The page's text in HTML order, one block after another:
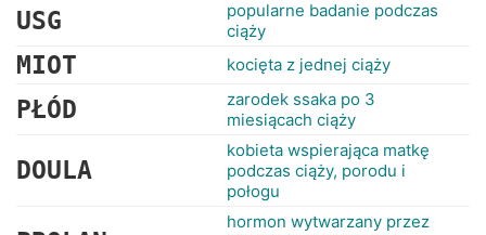
RANKINGI
USG
popularne badanie podczas
ciąży
MIOT kocięta z jednej ciąży
PŁÓD
zarodek ssaka po 3
miesiącach ciąży
DOULA
kobieta wspierająca matkę
podczas ciąży, porodu i
połogu
hormon wytwarzany przez